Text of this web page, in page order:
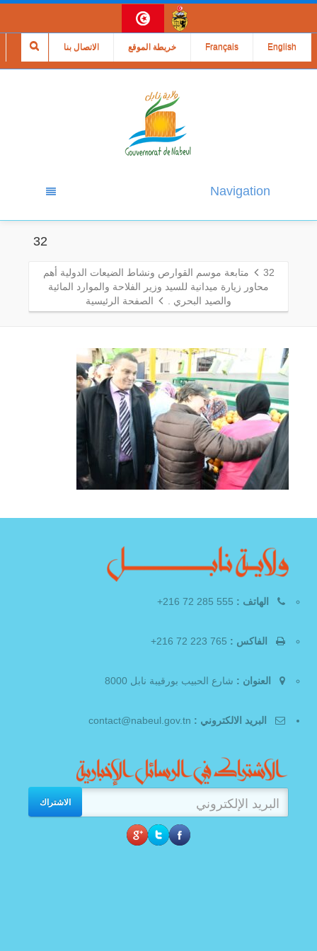
الاتصال بنا خريطة الموقع Français English
Navigation
32
32
متابعة موسم القوارص ونشاط الضيعات الدولية أهم
محاور زيارة ميدانية للسيد وزير الفلاحة والموارد المائية
والصيد البحري .
الصفحة الرئيسية
الهاتف :
الفاكس :
العنوان : شارع الحبيب بورقيبة نابل 8000
البريد الالكتروني :
الاشتراك